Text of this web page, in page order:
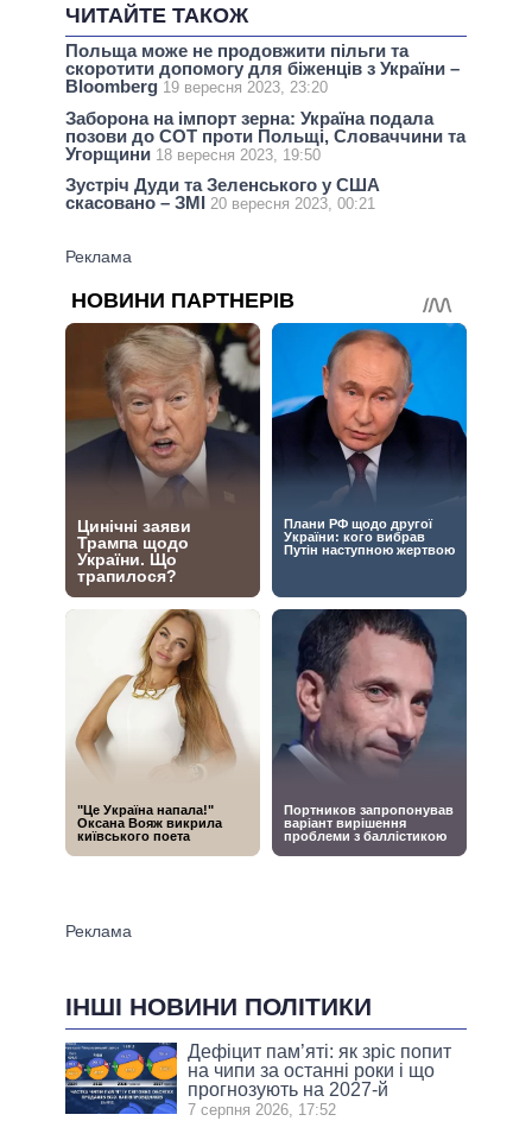
ЧИТАЙТЕ ТАКОЖ
Польща може не продовжити пільги та
скоротити допомогу для біженців з України –
Bloomberg 19 вересня 2023, 23:20
Заборона на імпорт зерна: Україна подала
позови до СОТ проти Польщі, Словаччини та
Угорщини 18 вересня 2023, 19:50
Зустріч Дуди та Зеленського у США
скасовано – ЗМІ 20 вересня 2023, 00:21
ІНШІ НОВИНИ ПОЛІТИКИ
Дефіцит пам’яті: як зріс попит
на чипи за останні роки і що
прогнозують на 2027-й
7 серпня 2026, 17:52